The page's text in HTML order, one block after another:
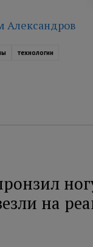
Александров
технологии
на